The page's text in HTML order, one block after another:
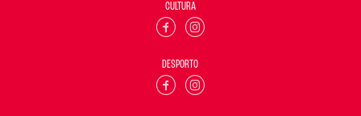
CULTURA
DESPORTO